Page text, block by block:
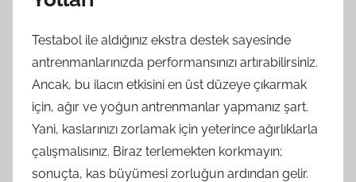
Testabol ile aldığınız ekstra destek sayesinde
antrenmanlarınızda performansınızı artırabilirsiniz.
Ancak, bu ilacın etkisini en üst düzeye çıkarmak
için, ağır ve yoğun antrenmanlar yapmanız şart.
Yani, kaslarınızı zorlamak için yeterince ağırlıklarla
çalışmalısınız. Biraz terlemekten korkmayın;
sonuçta, kas büyümesi zorluğun ardından gelir.